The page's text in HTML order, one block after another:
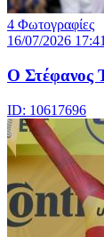
4 Φωτογραφίες
16/07/2026 17:41
Ο Στέφανος
ID: 10617696